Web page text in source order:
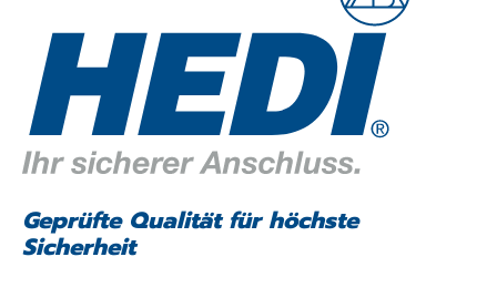
Geprüfte Qualität für höchste
Sicherheit